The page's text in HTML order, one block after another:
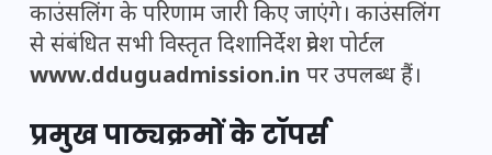
काउंसलिंग के परिणाम जारी किए जाएंगे। काउंसलिंग
से संबंधित सभी विस्तृत दिशानिर्देश प्रवेश पोर्टल
www.dduguadmission.in पर उपलब्ध हैं।
प्रमुख पाठ्यक्रमों के टॉपर्स